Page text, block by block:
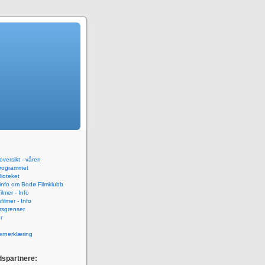
- våren
om Bodø Filmklubb
- Info
- Info